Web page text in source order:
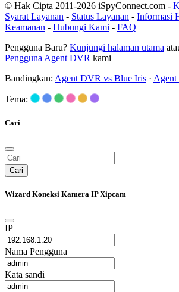
© Hak Cipta 2011-2026 iSpyConnect.com -
Syarat Layanan - Status Layanan - Informasi
Keamanan - Hubungi Kami - FAQ
Pengguna Baru? Kunjungi halaman utama
Pengguna Agent DVR kami
Bandingkan: Agent DVR vs Blue Iris ·
Tema:
Cari
Cari
Wizard Koneksi Kamera IP Xipcam
IP
Nama Pengguna
Kata sandi